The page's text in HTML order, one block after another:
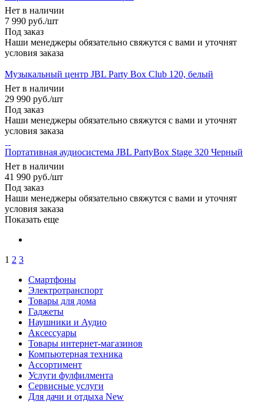
Нет в наличии
7 990 руб./шт
Под заказ
Наши менеджеры обязательно свяжутся с вами и уточнят
условия заказа
Музыкальный центр JBL Party Box Club 120, белый
Нет в наличии
29 990 руб./шт
Под заказ
Наши менеджеры обязательно свяжутся с вами и уточнят
условия заказа
Портативная аудиосистема JBL PartyBox Stage 320 Черный
Нет в наличии
41 990 руб./шт
Под заказ
Наши менеджеры обязательно свяжутся с вами и уточнят
условия заказа
Показать еще
1 2 3
Смартфоны
Электротранспорт
Товары для дома
Гаджеты
Наушники и Аудио
Аксессуары
Товары интернет-магазинов
Компьютерная техника
Ассортимент
Услуги фулфилмента
Сервисные услуги
Для дачи и отдыха New